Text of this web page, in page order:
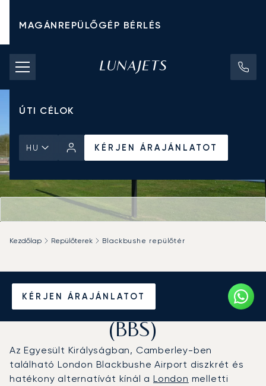
MAGÁNREPÜLŐGÉP BÉRLÉS
CHARTER ÁRAK
MAGÁNREPÜLŐGÉPEK
ÚTI CÉLOK
HU KÉRJEN ÁRAJÁNLATOT
KÉRJEN ÁRAJÁNLATOT
Kezdőlap Repülőterek Blackbushe repülőtér
Magánrepülőgép bérlése a
Blackbushe repülőtérre
(BBS)
Az Egyesült Királyságban, Camberley-ben
található London Blackbushe Airport diszkrét és
hatékony alternatívát kínál aLondon melletti